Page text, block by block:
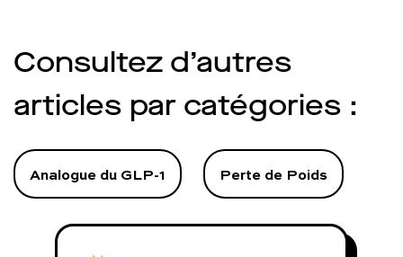
de Saxenda ?
médecins ? Quel
est-il remboursé
explique.
Consultez d’autres
articles par catégories :
Analogue du GLP-1 Perte de Poids